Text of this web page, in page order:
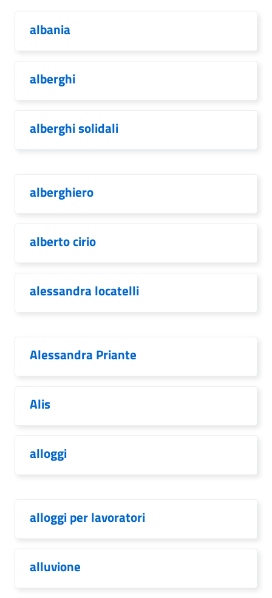
albania
alberghi
alberghi solidali
alberghiero
alberto cirio
alessandra locatelli
Alessandra Priante
Alis
alloggi
alloggi per lavoratori
alluvione